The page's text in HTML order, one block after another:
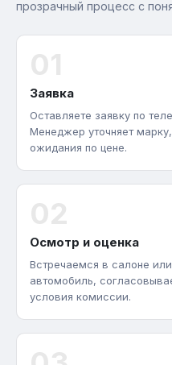
прозрачный процесс с
Заявка
Оставляете заявку по
Менеджер уточняет
ожидания по цене.
Осмотр и оценка
Встречаемся в салоне
автомобиль,
условия комиссии.